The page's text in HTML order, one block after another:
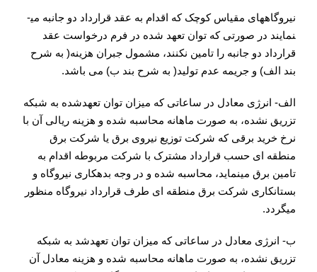
نیروگاه­های مقیاس کوچک که اقدام به عقد قرارداد دو جانبه می­
نمایند در صورتی که توان تعهد شده در فرم درخواست عقد
قرارداد دو جانبه را تامین نکنند، مشمول جبران هزینه( به شرح
بند الف) و جریمه عدم تولید( به شرح بند ب) می باشد.
الف- انرژی معادل در ساعاتی که میزان توان تعهدشده به شبکه
تزریق نشده، به صورت ماهانه محاسبه شده و هزینه ریالی آن با
نرخ خرید برقی که شرکت توزیع نیروی برق یا شرکت برق
منطقه ای حسب قرارداد مشترک با شرکت مربوطه اقدام به
تامین برق می­نماید، محاسبه شده و در وجه بدهکاری نیروگاه و
بستانکاری شرکت برق منطقه ای طرف قرارداد نیروگاه منظور
می­گردد.
ب- انرژی معادل در ساعاتی که میزان توان تعهدشد به شبکه
تزریق نشده، به صورت ماهانه محاسبه شده و هزینه معادل آن